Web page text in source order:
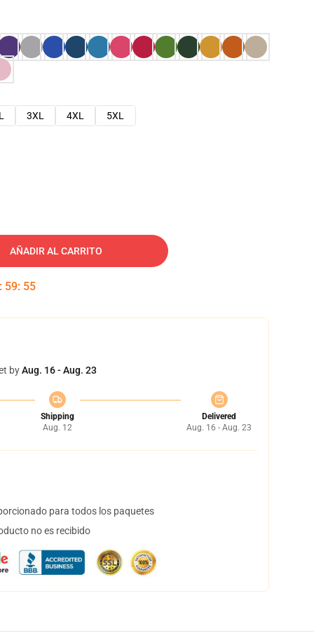
3XL 4XL 5XL
AÑADIR AL CARRITO
: 59: 54
byAug. 16 - Aug. 23
Shipping
Aug. 12
Delivered
Aug. 16 - Aug. 23
para todos los paquetes
no es recibido